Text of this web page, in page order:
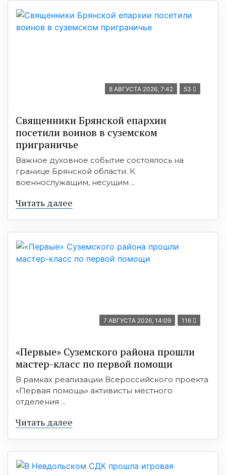
8 АВГУСТА 2026, 7:42 53
Священники Брянской епархии
посетили воинов в суземском
приграничье
Важное духовное событие состоялось на
границе Брянской области. К
военнослужащим, несущим ...
Читать далее
7 АВГУСТА 2026, 14:09 116
«Первые» Суземского района прошли
мастер-класс по первой помощи
В рамках реализации Всероссийского проекта
«Первая помощь» активисты местного
отделения ...
Читать далее